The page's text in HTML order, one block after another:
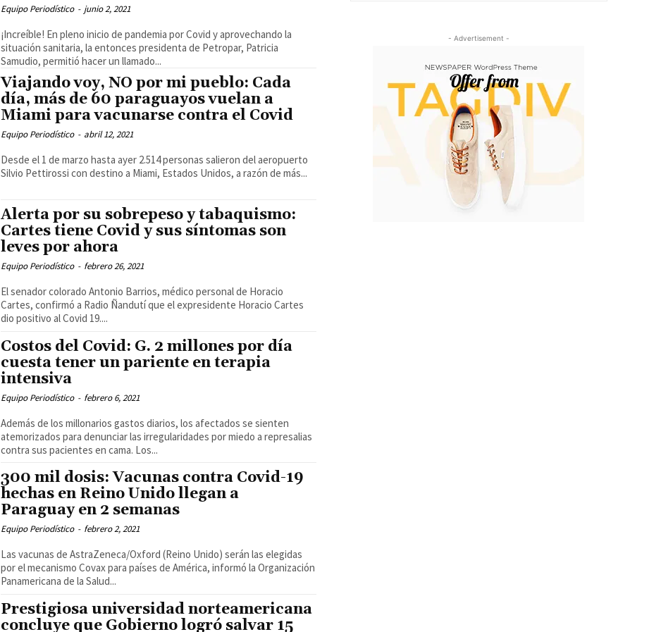
Equipo Periodístico - junio 2, 2021
¡Increíble! En pleno inicio de pandemia por Covid y aprovechando la
situación sanitaria, la entonces presidenta de Petropar, Patricia
Samudio, permitió hacer un llamado...
Viajando voy, NO por mi pueblo: Cada
día, más de 60 paraguayos vuelan a
Miami para vacunarse contra el Covid
Equipo Periodístico - abril 12, 2021
Desde el 1 de marzo hasta ayer 2.514 personas salieron del aeropuerto
Silvio Pettirossi con destino a Miami, Estados Unidos, a razón de más...
Alerta por su sobrepeso y tabaquismo:
Cartes tiene Covid y sus síntomas son
leves por ahora
Equipo Periodístico - febrero 26, 2021
El senador colorado Antonio Barrios, médico personal de Horacio
Cartes, confirmó a Radio Ñandutí que el expresidente Horacio Cartes
dio positivo al Covid 19....
Costos del Covid: G. 2 millones por día
cuesta tener un pariente en terapia
intensiva
Equipo Periodístico - febrero 6, 2021
Además de los millonarios gastos diarios, los afectados se sienten
atemorizados para denunciar las irregularidades por miedo a represalias
contra sus pacientes en cama. Los...
300 mil dosis: Vacunas contra Covid-19
hechas en Reino Unido llegan a
Paraguay en 2 semanas
Equipo Periodístico - febrero 2, 2021
Las vacunas de AstraZeneca/Oxford (Reino Unido) serán las elegidas
por el mecanismo Covax para países de América, informó la Organización
Panamericana de la Salud...
Prestigiosa universidad norteamericana
concluye que Gobierno logró salvar 15
- Advertisement -